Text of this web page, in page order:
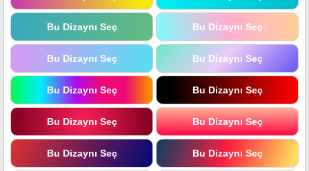
Bu Dizaynı Seç Bu Dizaynı Seç
Bu Dizaynı Seç Bu Dizaynı Seç
Bu Dizaynı Seç Bu Dizaynı Seç
Bu Dizaynı Seç Bu Dizaynı Seç
Bu Dizaynı Seç Bu Dizaynı Seç